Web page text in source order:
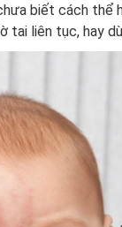
biết cách thể
tai liên tục, hay